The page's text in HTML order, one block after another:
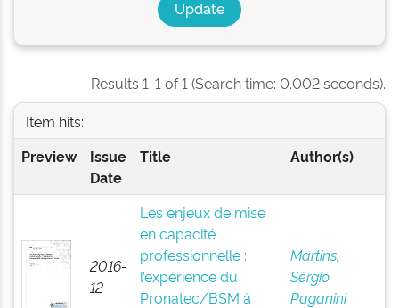
Results 1-1 of 1 (Search time: 0.002 seconds).
Item hits:
Preview
Issue
Date
Title Author(s)
2016-
12
Les enjeux de mise
en capacité
professionnelle :
l’expérience du
Pronatec/BSM à
Martins,
Sérgio
Paganini